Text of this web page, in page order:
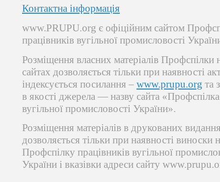
Контактна інформація
www.PRUPU.org є офіційним сайтом
працівників вугільної промисловості
Розміщення власних матеріалів Профспілки
сайтах дозволяється тільки при наявності
індексується посилання – www.prupu.org та
в якості джерела — назву сайта «Профспілка
вугільної промисловості України».
Розміщення матеріалів в друкованих
дозволяється тільки при наявності виноски
Профспілку працівників вугільної
України і вказівки адреси сайту